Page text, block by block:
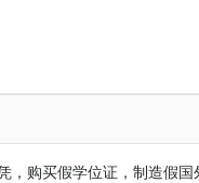
购买假学位证，制造假国